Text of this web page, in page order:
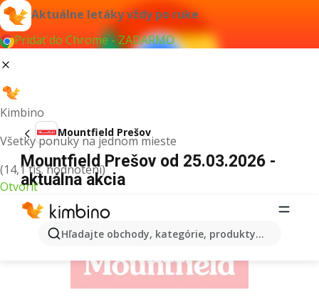
Aktuálne letáky vždy po ruke
Pridať do Chrome - ZADARMO
Kimbino
Všetky ponuky na jednom mieste
(14,1 tis. hodnotení)
Otvoriť
Hľadajte obchody, kategórie, produkty...
Mountfield Prešov
Mountfield Prešov od 25.03.2026 -
aktuálna akcia